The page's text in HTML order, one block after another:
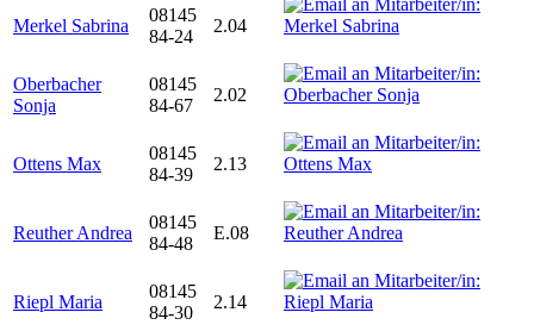
Merkel Sabrina
08145
84-24
2.04
Oberbacher
Sonja
08145
84-67
2.02
Ottens Max
08145
84-39
2.13
Reuther Andrea
08145
84-48
E.08
Riepl Maria
08145
84-30
2.14